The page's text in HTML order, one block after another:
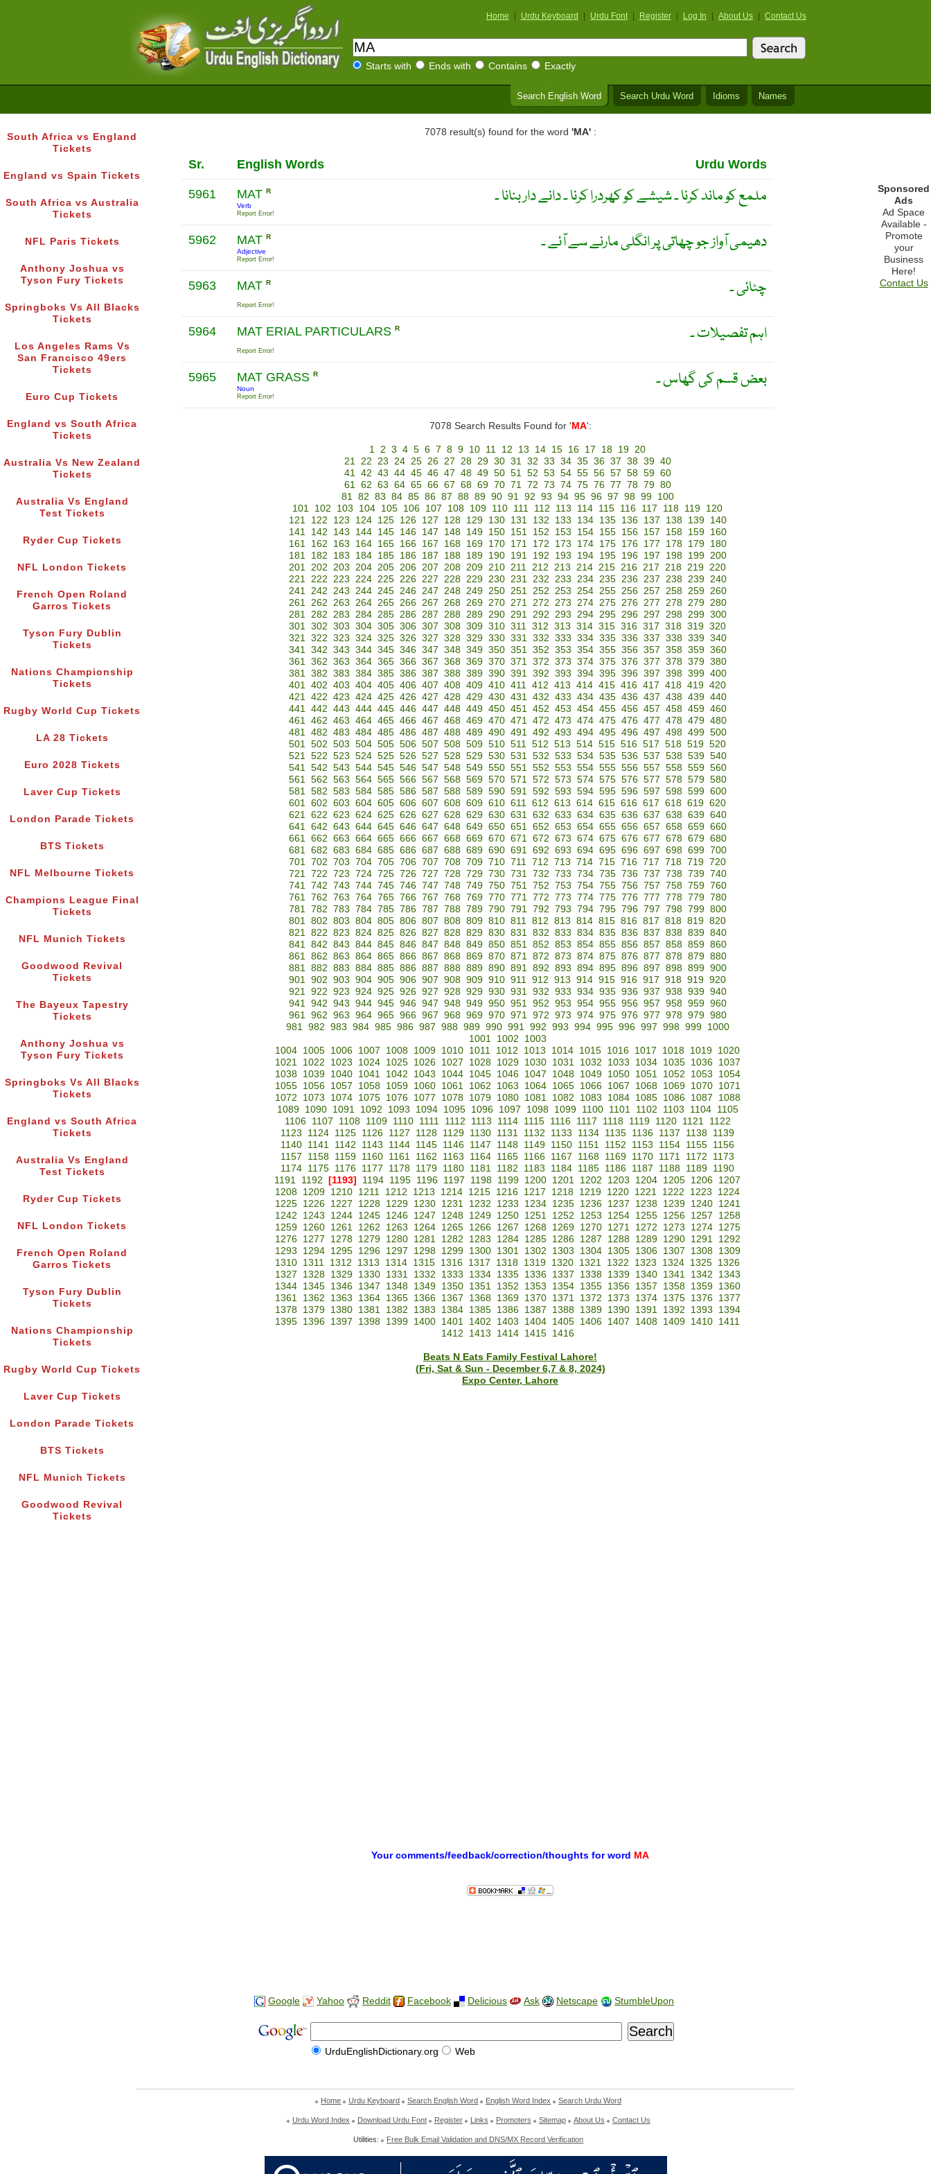
Home Urdu Keyboard Urdu Font Register Log In About Us Contact Us
Starts with Ends with Contains Exactly
Search English Word Search Urdu Word Idioms Names
South Africa vs England
Tickets
England vs Spain Tickets
South Africa vs Australia
Tickets
NFL Paris Tickets
Anthony Joshua vs
Tyson Fury Tickets
Springboks Vs All Blacks
Tickets
Los Angeles Rams Vs
San Francisco 49ers
Tickets
Euro Cup Tickets
England vs South Africa
Tickets
Australia Vs New Zealand
Tickets
Australia Vs England
Test Tickets
Ryder Cup Tickets
NFL London Tickets
French Open Roland
Garros Tickets
Tyson Fury Dublin
Tickets
Nations Championship
Tickets
Rugby World Cup Tickets
LA 28 Tickets
Euro 2028 Tickets
Laver Cup Tickets
London Parade Tickets
BTS Tickets
NFL Melbourne Tickets
Champions League Final
Tickets
NFL Munich Tickets
Goodwood Revival
Tickets
The Bayeux Tapestry
Tickets
Anthony Joshua vs
Tyson Fury Tickets
Springboks Vs All Blacks
Tickets
England vs South Africa
Tickets
Australia Vs England
Test Tickets
Ryder Cup Tickets
NFL London Tickets
French Open Roland
Garros Tickets
Tyson Fury Dublin
Tickets
Nations Championship
Tickets
Rugby World Cup Tickets
Laver Cup Tickets
London Parade Tickets
BTS Tickets
NFL Munich Tickets
Goodwood Revival
Tickets
7078 result(s) found for the word 'MA':
Sr. English Words Urdu Words
5961 MAT R
Verb
Report Error!
ملمع کو ماند کرنا ۔ شیشے کو کھردرا کرنا ۔ دانے دار بنانا ۔
5962 MAT R
Adjective
Report Error!
دھیمی آواز جو چھاتی پر انگلی مارنے سے آئے ۔
5963 MAT R
Report Error!
چٹائی ۔
5964 MAT ERIAL PARTICULARS R
Report Error!
اہم تفصیلات ۔
5965 MAT GRASS R
Noun
Report Error!
بعض قسم کی گھاس ۔
7078 Search Results Found for ' MA':
1 2 3 4 5 6 7 8 9 10 11 12 13 14 15 16 17 18 19 20
21 22 23 24 25 26 27 28 29 30 31 32 33 34 35 36 37 38 39 40
41 42 43 44 45 46 47 48 49 50 51 52 53 54 55 56 57 58 59 60
61 62 63 64 65 66 67 68 69 70 71 72 73 74 75 76 77 78 79 80
81 82 83 84 85 86 87 88 89 90 91 92 93 94 95 96 97 98 99
100
101 102 103 104 105 106 107 108 109 110 111 112 113 114 115 116 117 118 119 120
121
122 123 124 125 126 127 128 129 130 131 132 133 134 135 136 137 138 139
140
141
142 143 144 145 146 147 148 149 150 151 152 153 154 155 156 157 158 159
160
161
162 163 164 165 166 167 168 169 170 171 172 173 174 175 176 177 178 179
180
181
182 183 184 185 186 187 188 189 190 191 192 193 194 195 196 197 198 199 200
201 202 203 204 205 206 207 208 209 210 211 212 213 214 215 216 217 218 219 220
221 222 223 224 225 226 227 228 229 230 231 232 233 234 235 236 237 238 239 240
241 242 243 244 245 246 247 248 249 250 251 252 253 254 255 256 257 258 259 260
261 262 263 264 265 266 267 268 269 270 271 272 273 274 275 276 277 278 279 280
281 282 283 284 285 286 287 288 289 290 291 292 293 294 295 296 297 298 299 300
301 302 303 304 305 306 307 308 309 310 311 312 313 314 315 316 317 318 319 320
321 322 323 324 325 326 327 328 329 330 331 332 333 334 335 336 337 338 339 340
341 342 343 344 345 346 347 348 349 350 351 352 353 354 355 356 357 358 359 360
361 362 363 364 365 366 367 368 369 370 371 372 373 374 375 376 377 378 379 380
381 382 383 384 385 386 387 388 389 390 391 392 393 394 395 396 397 398 399 400
401 402 403 404 405 406 407 408 409 410 411 412 413 414 415 416 417 418 419 420
421 422 423 424 425 426 427 428 429 430 431 432 433 434 435 436 437 438 439 440
441 442 443 444 445 446 447 448 449 450 451 452 453 454 455 456 457 458 459 460
461 462 463 464 465 466 467 468 469 470 471 472 473 474 475 476 477 478 479 480
481 482 483 484 485 486 487 488 489 490 491 492 493 494 495 496 497 498 499 500
501 502 503 504 505 506 507 508 509 510 511 512 513 514 515 516 517 518 519 520
521 522 523 524 525 526 527 528 529 530 531 532 533 534 535 536 537 538 539 540
541 542 543 544 545 546 547 548 549 550 551 552 553 554 555 556 557 558 559 560
561 562 563 564 565 566 567 568 569 570 571 572 573 574 575 576 577 578 579 580
581 582 583 584 585 586 587 588 589 590 591 592 593 594 595 596 597 598 599 600
601 602 603 604 605 606 607 608 609 610 611 612 613 614 615 616 617 618 619 620
621 622 623 624 625 626 627 628 629 630 631 632 633 634 635 636 637 638 639 640
641 642 643 644 645 646 647 648 649 650 651 652 653 654 655 656 657 658 659 660
661 662 663 664 665 666 667 668 669 670 671 672 673 674 675 676 677 678 679 680
681 682 683 684 685 686 687 688 689 690 691 692 693 694 695 696 697 698 699 700
701 702 703 704 705 706 707 708 709 710 711 712 713 714 715 716 717 718 719 720
721 722 723 724 725 726 727 728 729 730 731 732 733 734 735 736 737 738 739 740
741 742 743 744 745 746 747 748 749 750 751 752 753 754 755 756 757 758 759 760
761 762 763 764 765 766 767 768 769 770 771 772 773 774 775 776 777 778 779 780
781 782 783 784 785 786 787 788 789 790 791 792 793 794 795 796 797 798 799 800
801 802 803 804 805 806 807 808 809 810 811 812 813 814 815 816 817 818 819 820
821 822 823 824 825 826 827 828 829 830 831 832 833 834 835 836 837 838 839 840
841 842 843 844 845 846 847 848 849 850 851 852 853 854 855 856 857 858 859 860
861 862 863 864 865 866 867 868 869 870 871 872 873 874 875 876 877 878 879 880
881 882 883 884 885 886 887 888 889 890 891 892 893 894 895 896 897 898 899 900
901 902 903 904 905 906 907 908 909 910 911 912 913 914 915 916 917 918 919 920
921 922 923 924 925 926 927 928 929 930 931 932 933 934 935 936 937 938 939 940
941 942 943 944 945 946 947 948 949 950 951 952 953 954 955 956 957 958 959 960
961 962 963 964 965 966 967 968 969 970 971 972 973 974 975 976 977 978 979 980
981 982 983 984 985 986 987 988 989 990 991 992 993 994 995 996 997 998 999
1000
1001
1002
1003
1004 1005 1006 1007 1008 1009 1010 1011 1012 1013 1014 1015 1016 1017 1018 1019 1020
1021
1022 1023 1024 1025 1026 1027 1028 1029 1030 1031 1032 1033 1034 1035 1036
1037
1038
1039 1040 1041 1042 1043 1044 1045 1046 1047 1048 1049 1050 1051 1052 1053
1054
1055
1056 1057 1058 1059 1060 1061 1062 1063 1064 1065 1066 1067 1068 1069 1070
1071
1072
1073 1074 1075 1076 1077 1078 1079 1080 1081 1082 1083 1084 1085 1086 1087
1088
1089
1090 1091 1092 1093 1094 1095 1096 1097 1098 1099 1100 1101 1102 1103 1104
1105
1106
1107 1108 1109 1110 1111 1112 1113 1114 1115 1116 1117 1118 1119 1120 1121
1122
1123
1124 1125 1126 1127 1128 1129 1130 1131 1132 1133 1134 1135 1136 1137 1138 1139
1140 1141 1142 1143 1144 1145 1146 1147 1148 1149 1150 1151 1152 1153 1154 1155 1156
1157
1158 1159 1160 1161 1162 1163 1164 1165 1166 1167 1168 1169 1170 1171 1172
1173
1174 1175 1176 1177 1178 1179 1180 1181 1182 1183 1184 1185 1186 1187 1188 1189 1190
1191 1192 [1193] 1194 1195 1196 1197 1198 1199 1200 1201 1202 1203 1204 1205 1206 1207
1208 1209 1210 1211 1212 1213 1214 1215 1216 1217 1218 1219 1220 1221 1222 1223
1224
1225
1226 1227 1228 1229 1230 1231 1232 1233 1234 1235 1236 1237 1238 1239 1240
1241
1242
1243 1244 1245 1246 1247 1248 1249 1250 1251 1252 1253 1254 1255 1256 1257
1258
1259
1260 1261 1262 1263 1264 1265 1266 1267 1268 1269 1270 1271 1272 1273 1274
1275
1276
1277 1278 1279 1280 1281 1282 1283 1284 1285 1286 1287 1288 1289 1290 1291
1292
1293
1294 1295 1296 1297 1298 1299 1300 1301 1302 1303 1304 1305 1306 1307 1308
1309
1310 1311 1312 1313 1314 1315 1316 1317 1318 1319 1320 1321 1322 1323 1324 1325 1326
1327
1328 1329 1330 1331 1332 1333 1334 1335 1336 1337 1338 1339 1340 1341 1342
1343
1344
1345 1346 1347 1348 1349 1350 1351 1352 1353 1354 1355 1356 1357 1358 1359
1360
1361
1362 1363 1364 1365 1366 1367 1368 1369 1370 1371 1372 1373 1374 1375 1376
1377
1378
1379 1380 1381 1382 1383 1384 1385 1386 1387 1388 1389 1390 1391 1392 1393
1394
1395 1396 1397 1398 1399 1400 1401 1402 1403 1404 1405 1406 1407 1408 1409 1410 1411
1412
1413 1414 1415 1416
Beats N Eats Family Festival Lahore!
(Fri, Sat & Sun - December 6,7 & 8, 2024)
Expo Center, Lahore
Your comments/feedback/correction/thoughts for word MA
Sponsored
Ads
Ad Space
Available -
Promote
your
Business
Here!
Contact Us
Google Yahoo Reddit Facebook Delicious Ask Netscape StumbleUpon
UrduEnglishDictionary.org Web
Home Urdu Keyboard Search English Word English Word Index Search Urdu Word
Urdu Word Index Download Urdu Font Register Links Promoters Sitemap About Us Contact Us
Utilities: Free Bulk Email Validation and DNS/MX Record Verification